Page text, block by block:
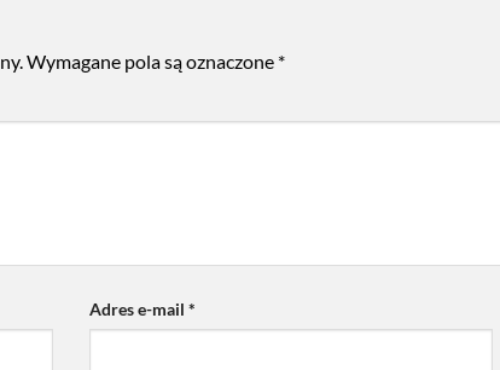
Wymagane pola są oznaczone *
Adres e-mail*